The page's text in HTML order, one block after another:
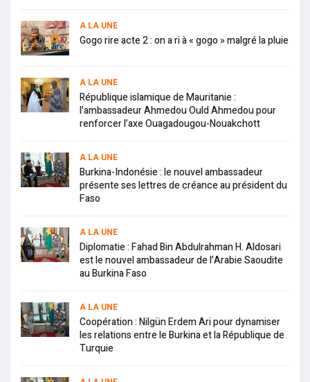
A LA UNE
Gogo rire acte 2 : on a ri à « gogo » malgré la pluie
A LA UNE
République islamique de Mauritanie :
l’ambassadeur Ahmedou Ould Ahmedou pour
renforcer l’axe Ouagadougou-Nouakchott
A LA UNE
Burkina-Indonésie : le nouvel ambassadeur
présente ses lettres de créance au président du
Faso
A LA UNE
Diplomatie : Fahad Bin Abdulrahman H. Aldosari
est le nouvel ambassadeur de l’Arabie Saoudite
au Burkina Faso
A LA UNE
Coopération : Nilgün Erdem Ari pour dynamiser
les relations entre le Burkina et la République de
Turquie